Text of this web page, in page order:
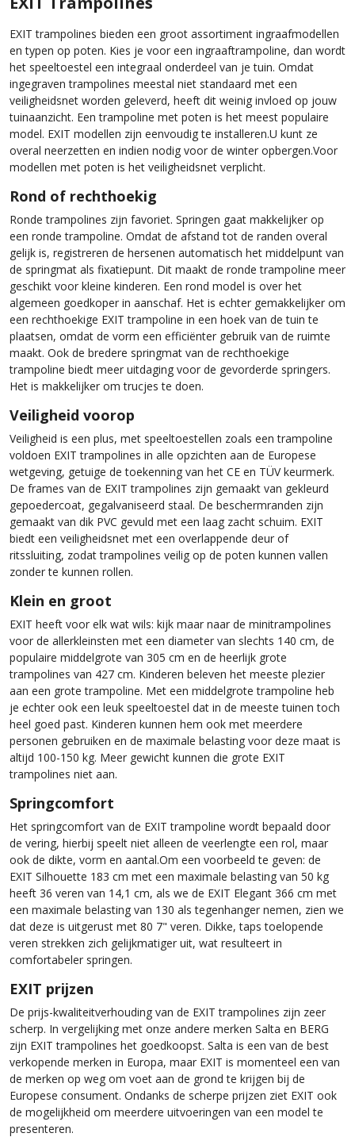
EXIT trampolines bieden een groot assortiment ingraafmodellen
en typen op poten. Kies je voor een ingraaftrampoline, dan wordt
het speeltoestel een integraal onderdeel van je tuin. Omdat
ingegraven trampolines meestal niet standaard met een
veiligheidsnet worden geleverd, heeft dit weinig invloed op jouw
tuinaanzicht. Een trampoline met poten is het meest populaire
model. EXIT modellen zijn eenvoudig te installeren.U kunt ze
overal neerzetten en indien nodig voor de winter opbergen.Voor
modellen met poten is het veiligheidsnet verplicht.
Rond of rechthoekig
Ronde trampolines zijn favoriet. Springen gaat makkelijker op
een ronde trampoline. Omdat de afstand tot de randen overal
gelijk is, registreren de hersenen automatisch het middelpunt van
de springmat als fixatiepunt. Dit maakt de ronde trampoline meer
geschikt voor kleine kinderen. Een rond model is over het
algemeen goedkoper in aanschaf. Het is echter gemakkelijker om
een ​​rechthoekige EXIT trampoline in een hoek van de tuin te
plaatsen, omdat de vorm een ​​efficiënter gebruik van de ruimte
maakt. Ook de bredere springmat van de rechthoekige
trampoline biedt meer uitdaging voor de gevorderde springers.
Het is makkelijker om trucjes te doen.
Veiligheid voorop
Veiligheid is een plus, met speeltoestellen zoals een trampoline
voldoen EXIT trampolines in alle opzichten aan de Europese
wetgeving, getuige de toekenning van het CE en TÜV keurmerk.
De frames van de EXIT trampolines zijn gemaakt van gekleurd
gepoedercoat, gegalvaniseerd staal. De beschermranden zijn
gemaakt van dik PVC gevuld met een laag zacht schuim. EXIT
biedt een veiligheidsnet met een overlappende deur of
ritssluiting, zodat trampolines veilig op de poten kunnen vallen
zonder te kunnen rollen.
Klein en groot
EXIT heeft voor elk wat wils: kijk maar naar de minitrampolines
voor de allerkleinsten met een diameter van slechts 140 cm, de
populaire middelgrote van 305 cm en de heerlijk grote
trampolines van 427 cm. Kinderen beleven het meeste plezier
aan een grote trampoline. Met een middelgrote trampoline heb
je echter ook een leuk speeltoestel dat in de meeste tuinen toch
heel goed past. Kinderen kunnen hem ook met meerdere
personen gebruiken en de maximale belasting voor deze maat is
altijd 100-150 kg. Meer gewicht kunnen die grote EXIT
trampolines niet aan.
Springcomfort
Het springcomfort van de EXIT trampoline wordt bepaald door
de vering, hierbij speelt niet alleen de veerlengte een rol, maar
ook de dikte, vorm en aantal.Om een ​​voorbeeld te geven: de
EXIT Silhouette 183 cm met een maximale belasting van 50 kg
heeft 36 veren van 14,1 cm, als we de EXIT Elegant 366 cm met
een maximale belasting van 130 als tegenhanger nemen, zien we
dat deze is uitgerust met 80 7" veren. Dikke, taps toelopende
veren strekken zich gelijkmatiger uit, wat resulteert in
comfortabeler springen.
EXIT prijzen
De prijs-kwaliteitverhouding van de EXIT trampolines zijn zeer
scherp. In vergelijking met onze andere merken Salta en BERG
zijn EXIT trampolines het goedkoopst. Salta is een van de best
verkopende merken in Europa, maar EXIT is momenteel een van
de merken op weg om voet aan de grond te krijgen bij de
Europese consument. Ondanks de scherpe prijzen ziet EXIT ook
de mogelijkheid om meerdere uitvoeringen van een model te
presenteren.